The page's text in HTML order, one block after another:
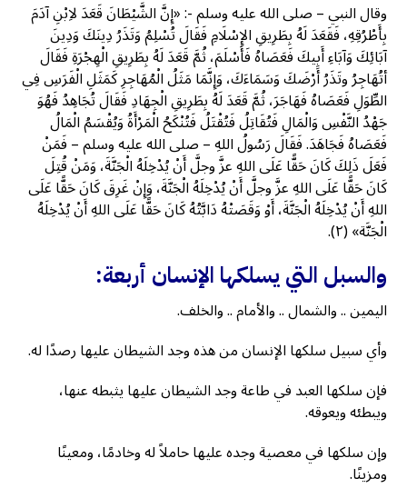
وقال النبي – صلى الله عليه وسلم -: «إِنَّ الشَّيْطَانَ قَعَدَ لاِبْنِ آدَمَ
بِأَطْرُقِهِ، فَقَعَدَ لَهُ بِطَرِيقِ الإِسْلَامِ فَقَالَ تُسْلِمُ وَتَذَرُ دِينَكَ وَدِينَ
آبَائِكَ وَآبَاءِ أَبِيكَ فَعَصَاهُ فَأَسْلَمَ، ثُمَّ قَعَدَ لَهُ بِطَرِيقِ الْهِجْرَةِ فَقَالَ
أتُهَاجِرُ وتَذَرُ أَرْضَكَ وَسَمَاءَكَ، وَإِنَّمَا مَثَلُ الْمُهَاجِرِ كَمَثَلِ الْفَرَسِ فِي
الطِّوَلِ فَعَصَاهُ فَهَاجَرَ، ثُمَّ قَعَدَ لَهُ بِطَرِيقِ الْجِهَادِ فَقَالَ تُجَاهِدُ فَهُوَ
جَهْدُ النَّفْسِ وَالْمَالِ فَتُقَاتِلُ فَتُقْتَلُ فَتُنْكَحُ الْمَرْأَةُ وَيُقْسَمُ الْمَالُ
فَعَصَاهُ فَجَاهَدَ. فَقَالَ رَسُولُ اللهِ – صلى الله عليه وسلم – فَمَنْ
فَعَلَ ذَلِكَ كَانَ حَقًّا عَلَى اللهِ عزَّ وجلَّ أَنْ يُدْخِلَهُ الْجَنَّةَ، وَمَنْ قُتِلَ
كَانَ حَقًّا عَلَى اللهِ عزَّ وجلَّ أَنْ يُدْخِلَهُ الْجَنَّةَ، وَإِنْ غَرِقَ كَانَ حَقًّا عَلَى
اللهِ أَنْ يُدْخِلَهُ الْجَنَّةَ، أَوْ وَقَصَتْهُ دَابَّتُهُ كَانَ حَقًّا عَلَى اللهِ أَنْ يُدْخِلَهُ
الْجَنَّة» (٢).
والسبل التي يسلكها الإنسان أربعة:
اليمين .. والشمال .. والأمام .. والخلف.
وأي سبيل سلكها الإنسان من هذه وجد الشيطان عليها رصدًا له.
فإن سلكها العبد في طاعة وجد الشيطان عليها يثبطه عنها،
ويبطئه ويعوقه.
وإن سلكها في معصية وجده عليها حاملاً له وخادمًا، ومعينًا
ومزينًا.